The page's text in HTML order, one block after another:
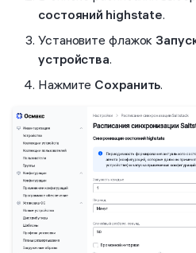
состояний highstate.
Установите флажок
устройства.
Нажмите Сохранить.